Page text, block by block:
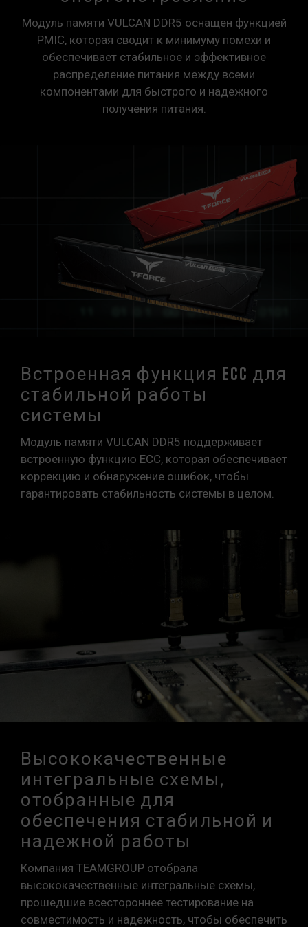
Модуль памяти VULCAN DDR5 оснащен функцией
PMIC, которая сводит к минимуму помехи и
обеспечивает стабильное и эффективное
распределение питания между всеми
компонентами для быстрого и надежного
получения питания.
Встроенная функция ECC для
стабильной работы
системы
Модуль памяти VULCAN DDR5 поддерживает
встроенную функцию ECC, которая обеспечивает
коррекцию и обнаружение ошибок, чтобы
гарантировать стабильность системы в целом.
Высококачественные
интегральные схемы,
отобранные для
обеспечения стабильной и
надежной работы
Компания TEAMGROUP отобрала
высококачественные интегральные схемы,
прошедшие всестороннее тестирование на
совместимость и надежность, чтобы обеспечить